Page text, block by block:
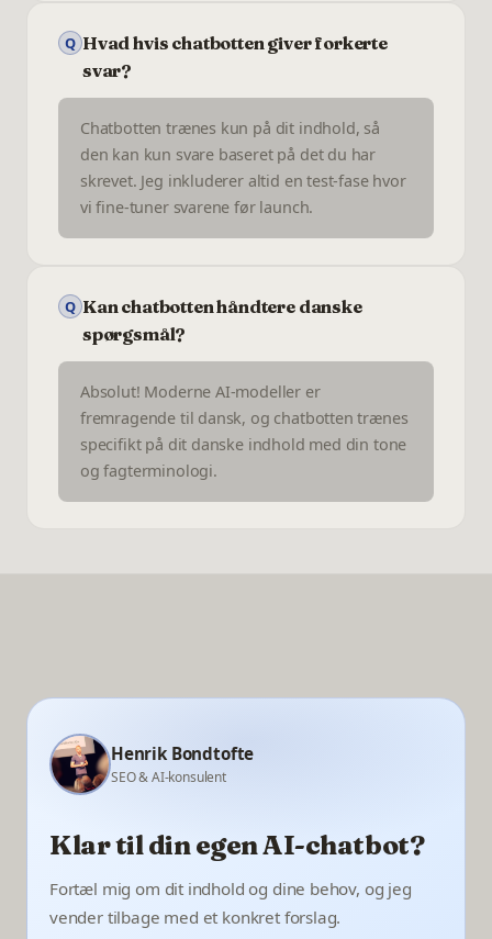
Q Hvad hvis chatbotten giver forkerte
svar?
Chatbotten trænes kun på dit indhold, så
den kan kun svare baseret på det du har
skrevet. Jeg inkluderer altid en test-fase hvor
vi fine-tuner svarene før launch.
Q Kan chatbotten håndtere danske
spørgsmål?
Absolut! Moderne AI-modeller er
fremragende til dansk, og chatbotten trænes
specifikt på dit danske indhold med din tone
og fagterminologi.
Henrik Bondtofte
SEO & AI-konsulent
Klar til din egen AI-chatbot?
Fortæl mig om dit indhold og dine behov, og jeg
vender tilbage med et konkret forslag.